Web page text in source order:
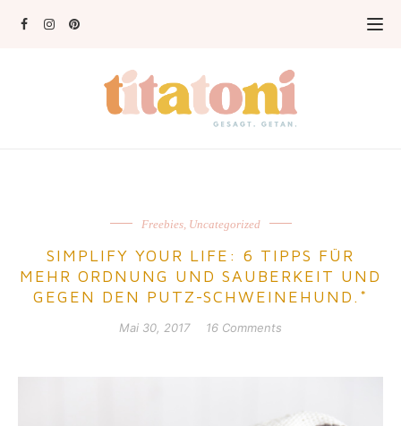
Freebies, Uncategorized
SIMPLIFY YOUR LIFE: 6 TIPPS FÜR
MEHR ORDNUNG UND SAUBERKEIT UND
GEGEN DEN PUTZ-SCHWEINEHUND.*
Mai 30, 2017 16 Comments